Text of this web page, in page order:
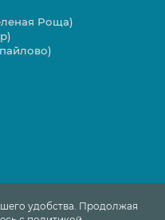
удобства. Продолжая
Роща)